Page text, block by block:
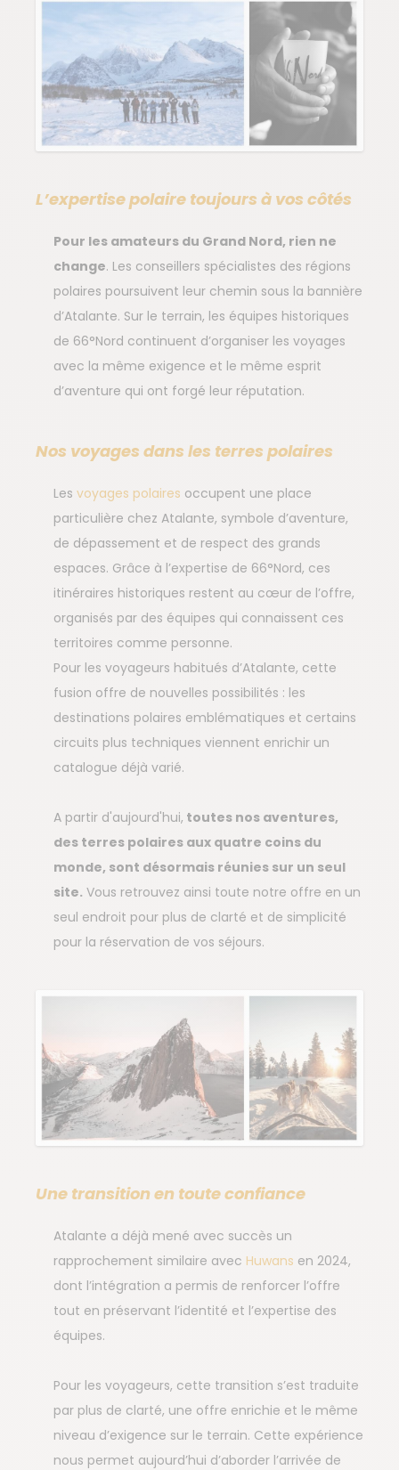
L’expertise polaire toujours à vos côtés
Pour les amateurs du Grand Nord, rien ne
change. Les conseillers spécialistes des régions
polaires poursuivent leur chemin sous la bannière
d’Atalante. Sur le terrain, les équipes historiques
de 66°Nord continuent d’organiser les voyages
avec la même exigence et le même esprit
d’aventure qui ont forgé leur réputation.
Nos voyages dans les terres polaires
Les voyages polaires occupent une place
particulière chez Atalante, symbole d’aventure,
de dépassement et de respect des grands
espaces. Grâce à l’expertise de 66°Nord, ces
itinéraires historiques restent au cœur de l’offre,
organisés par des équipes qui connaissent ces
territoires comme personne.
Pour les voyageurs habitués d’Atalante, cette
fusion offre de nouvelles possibilités : les
destinations polaires emblématiques et certains
circuits plus techniques viennent enrichir un
catalogue déjà varié.
A partir d'aujourd'hui, toutes nos aventures,
des terres polaires aux quatre coins du
monde, sont désormais réunies sur un seul
site. Vous retrouvez ainsi toute notre offre en un
seul endroit pour plus de clarté et de simplicité
pour la réservation de vos séjours.
Une transition en toute confiance
Atalante a déjà mené avec succès un
rapprochement similaire avec Huwans en 2024,
dont l’intégration a permis de renforcer l’offre
tout en préservant l’identité et l’expertise des
équipes.
Pour les voyageurs, cette transition s’est traduite
par plus de clarté, une offre enrichie et le même
niveau d’exigence sur le terrain. Cette expérience
nous permet aujourd’hui d’aborder l’arrivée de